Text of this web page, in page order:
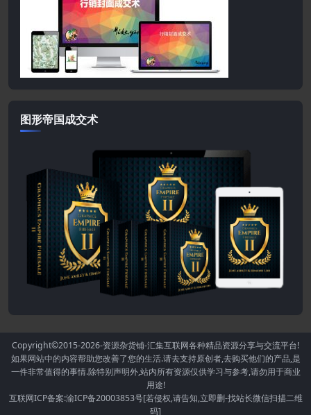
图形帝国成交术
Copyright©2015-2026-资源杂货铺-汇集互联网各种精品资源分享与交流平台!
如果网站中的内容帮助您改善了您的生活.请去支持原创者,去购买他们的产品,是
一件非常值得的事情.除特别声明外,站内所有资源仅供学习与参考,请勿用于商业
用途!
互联网ICP备案:渝ICP备20003853号[若侵权,请告知,立即删-找站长微信扫描二维
码]